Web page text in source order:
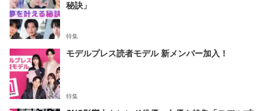
秘訣」
特集
モデルプレス読者モデル 新メンバー加入！
特集